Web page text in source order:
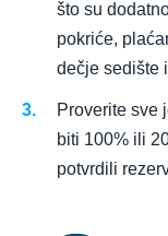
što su
pokriće,
dečje sedište
Proverite sve
biti 100% ili
potvrdili